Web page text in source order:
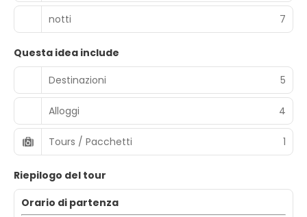
notti 7
Questa idea include
Destinazioni
5
Alloggi 4
Tours / Pacchetti 1
Riepilogo del tour
Orario di partenza